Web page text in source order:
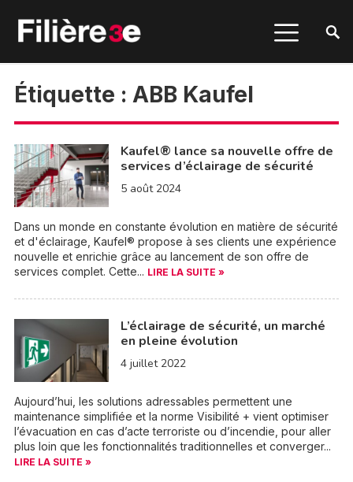
Étiquette : ABB Kaufel
Kaufel® lance sa nouvelle offre de
services d’éclairage de sécurité
5 août 2024
Dans un monde en constante évolution en matière de sécurité
et d'éclairage, Kaufel® propose à ses clients une expérience
nouvelle et enrichie grâce au lancement de son offre de
services complet. Cette... LIRE LA SUITE »
L’éclairage de sécurité, un marché
en pleine évolution
4 juillet 2022
Aujourd’hui, les solutions adressables permettent une
maintenance simplifiée et la norme Visibilité + vient optimiser
l’évacuation en cas d’acte terroriste ou d’incendie, pour aller
plus loin que les fonctionnalités traditionnelles et converger...
LIRE LA SUITE »